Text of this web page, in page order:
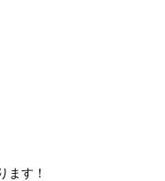
ます！